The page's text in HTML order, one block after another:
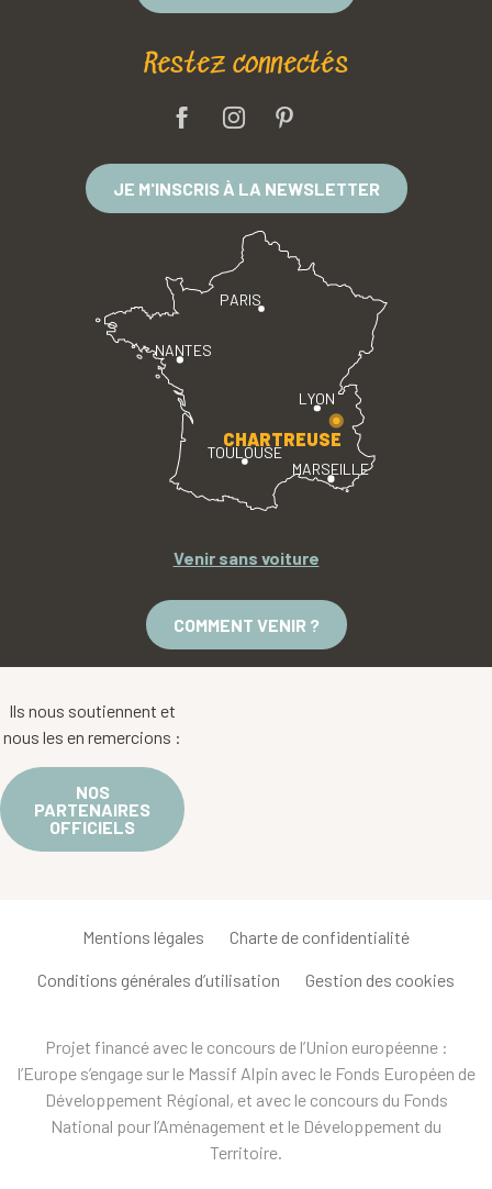
Restez connectés
JE M'INSCRIS À LA NEWSLETTER
PARIS
LYON
TOULOUSE
MARSEILLE
NANTES
CHARTREUSE
Venir sans voiture
COMMENT VENIR ?
Ils nous soutiennent et
nous les en remercions :
NOS
PARTENAIRES
OFFICIELS
Mentions légales Charte de confidentialité
Conditions générales d’utilisation Gestion des cookies
Projet financé avec le concours de l’Union européenne :
l’Europe s’engage sur le Massif Alpin avec le Fonds Européen de
Développement Régional, et avec le concours du Fonds
National pour l’Aménagement et le Développement du
Territoire.